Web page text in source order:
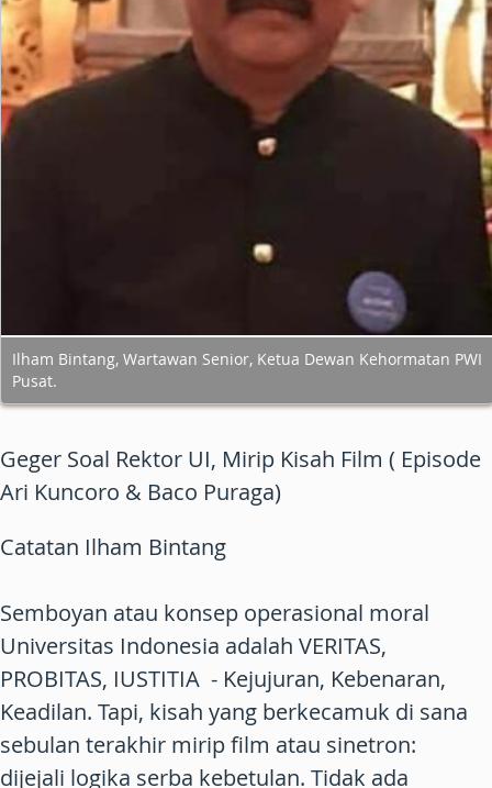
Ilham Bintang, Wartawan Senior, Ketua Dewan Kehormatan PWI
Pusat.
Geger Soal Rektor UI, Mirip Kisah Film ( Episode
Ari Kuncoro & Baco Puraga)
Catatan Ilham Bintang
Semboyan atau konsep operasional moral
Universitas Indonesia adalah VERITAS,
PROBITAS, IUSTITIA - Kejujuran, Kebenaran,
Keadilan. Tapi, kisah yang berkecamuk di sana
sebulan terakhir mirip film atau sinetron:
dijejali logika serba kebetulan. Tidak ada